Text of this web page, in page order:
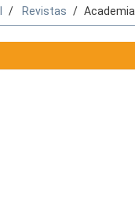
Revistas Academia